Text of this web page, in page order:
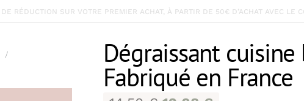
TVA OFFSURTOUTJUSQU’AU 31/08/2026
/
Dégraissant
Fabriqué en France